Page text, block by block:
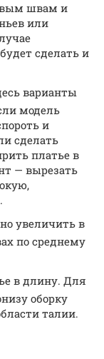
швам и
или
сделать и
варианты
модель
и
сделать
платье в
— вырезать
увеличить в
по среднему
в длину. Для
оборку
талии.